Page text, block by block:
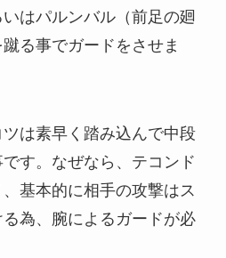
はパルンバル（前足の廻
る事でガードをさせま
は素早く踏み込んで中段
す。なぜなら、テコンド
基本的に相手の攻撃はス
為、腕によるガードが必